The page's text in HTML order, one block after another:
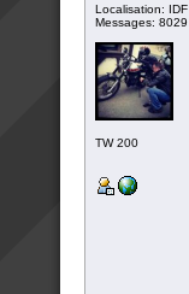
Localisation: IDF
Messages: 8029
TW 200